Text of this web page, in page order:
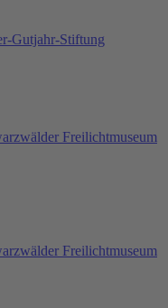
Gutjahr-Stiftung
Freilichtmuseum
Freilichtmuseum